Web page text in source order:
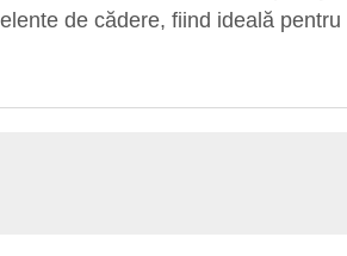
de cădere, fiind ideală pentru